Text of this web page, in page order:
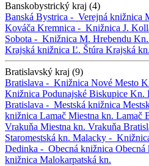
Banskobystrický kraj (4)
Banská Bystrica - Verejná knižnica
Kováča Kremnica - Knižnica J.
Sobota - Knižnica M. Hrebendu
Krajská knižnica Ľ. Štúra Krajská kn.
Bratislavský kraj (9)
Bratislava - Knižnica Nové Mesto
Knižnica Podunajské Biskupice Kn.
Bratislava - Mestská knižnica
knižnica Lamač Miestna kn. Lamač
Vrakuňa Miestna kn. Vrakuňa
Staromestská kn. Malacky -
Dedinka - Obecná knižnica Obecná
knižnica Malokarpatská kn.